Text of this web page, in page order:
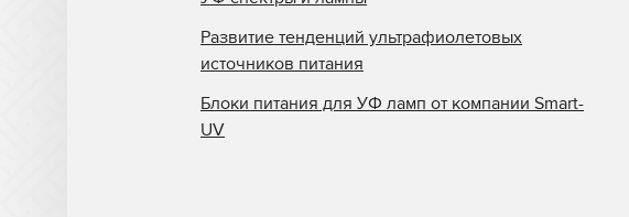
Развитие тенденций ультрафиолетовых
источников питания
Блоки питания для УФ ламп от компании Smart-
UV